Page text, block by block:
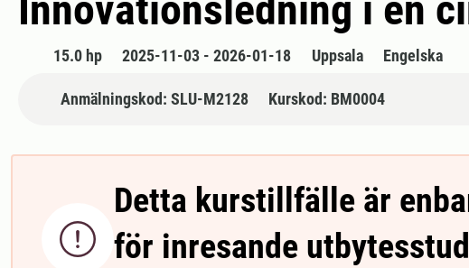
15.0 hp 2025-11-03 - 2026-01-18 Uppsala Engelska
Anmälningskod: SLU-M2128 Kurskod: BM0004

Detta kurstillfälle är
för inresande